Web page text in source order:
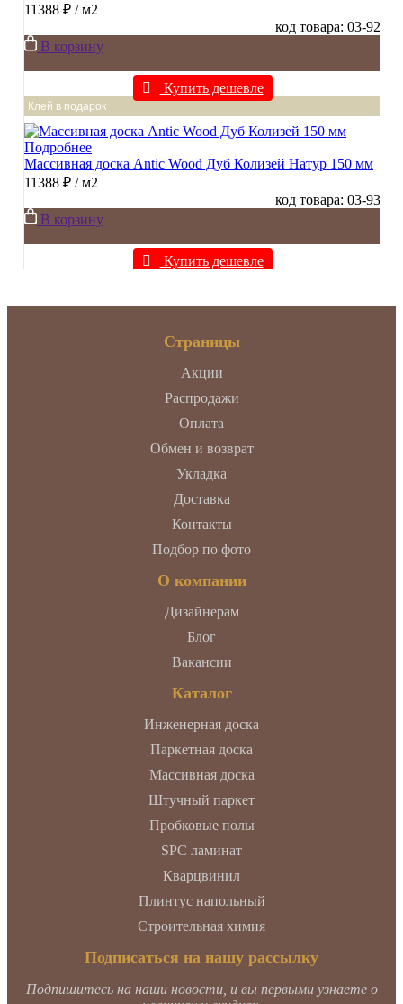
11388 ₽ / м2
код товара: 03-92
В корзину
Купить дешевле
Клей в подарок
Подробнее
Массивная доска Antic Wood Дуб Колизей Натур 150 мм
11388 ₽ / м2
код товара: 03-93
В корзину
Купить дешевле
Страницы
Акции
Распродажи
Оплата
Обмен и возврат
Укладка
Доставка
Контакты
Подбор по фото
О компании
Дизайнерам
Блог
Вакансии
Каталог
Инженерная доска
Паркетная доска
Массивная доска
Штучный паркет
Пробковые полы
SPC ламинат
Кварцвинил
Плинтус напольный
Строительная химия
Подписаться на нашу рассылку
Подпишитесь на наши новости, и вы первыми узнаете о